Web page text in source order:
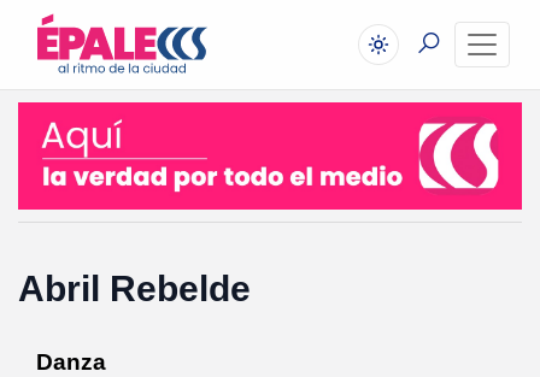
Abril Rebelde
Danza